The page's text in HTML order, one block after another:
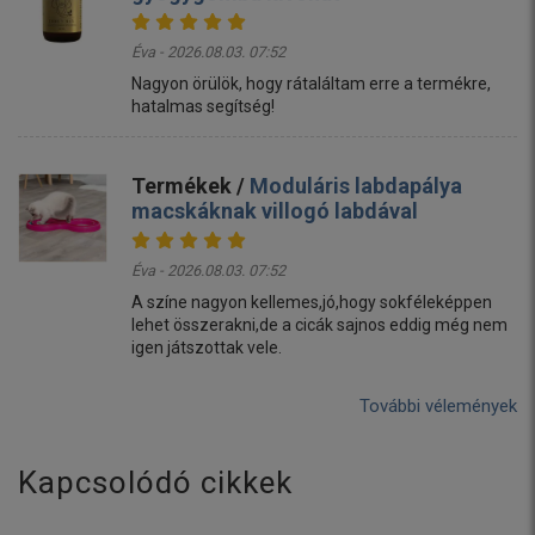
Éva - 2026.08.03. 07:52
Nagyon örülök, hogy rátaláltam erre a termékre,
hatalmas segítség!
Termékek / Moduláris labdapálya
macskáknak villogó labdával
Éva - 2026.08.03. 07:52
A színe nagyon kellemes,jó,hogy sokféleképpen
lehet összerakni,de a cicák sajnos eddig még nem
igen játszottak vele.
További vélemények
Kapcsolódó cikkek